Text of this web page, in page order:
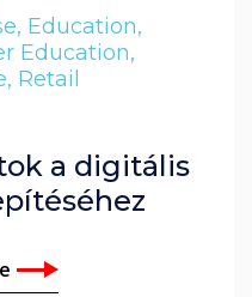
Education,
Education,
Retail
a digitális